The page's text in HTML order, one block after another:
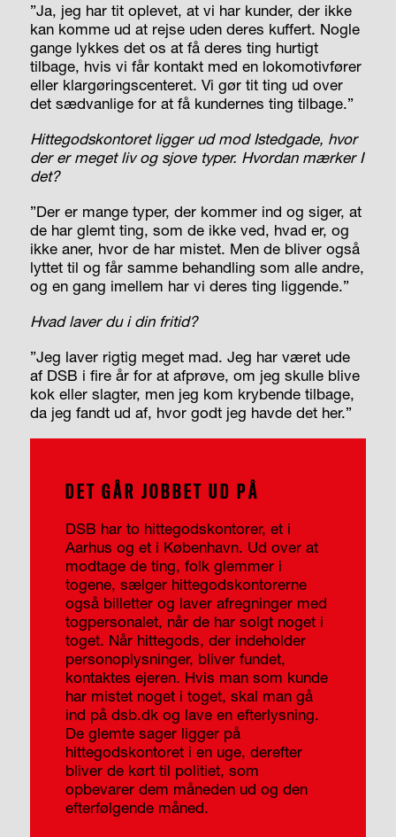
”Ja, jeg har tit oplevet, at vi har kunder, der ikke
kan komme ud at rejse uden deres kuffert. Nogle
gange lykkes det os at få deres ting hurtigt
tilbage, hvis vi får kontakt med en lokomotivfører
eller klargøringscenteret. Vi gør tit ting ud over
det sædvanlige for at få kundernes ting tilbage.”
Hittegodskontoret ligger ud mod Istedgade, hvor
der er meget liv og sjove typer. Hvordan mærker I
det?
”Der er mange typer, der kommer ind og siger, at
de har glemt ting, som de ikke ved, hvad er, og
ikke aner, hvor de har mistet. Men de bliver også
lyttet til og får samme behandling som alle andre,
og en gang imellem har vi deres ting liggende.”
Hvad laver du i din fritid?
”Jeg laver rigtig meget mad. Jeg har været ude
af DSB i fire år for at afprøve, om jeg skulle blive
kok eller slagter, men jeg kom krybende tilbage,
da jeg fandt ud af, hvor godt jeg havde det her.”
DET GÅR JOBBET UD PÅ
DSB har to hittegodskontorer, et i
Aarhus og et i København. Ud over at
modtage de ting, folk glemmer i
togene, sælger hittegodskontorerne
også billetter og laver afregninger med
togpersonalet, når de har solgt noget i
toget. Når hittegods, der indeholder
personoplysninger, bliver fundet,
kontaktes ejeren. Hvis man som kunde
har mistet noget i toget, skal man gå
ind på dsb.dk og lave en efterlysning.
De glemte sager ligger på
hittegodskontoret i en uge, derefter
bliver de kørt til politiet, som
opbevarer dem måneden ud og den
efterfølgende måned.